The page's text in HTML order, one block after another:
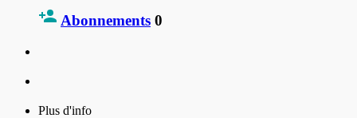
Abonnements 0
Plus d'info